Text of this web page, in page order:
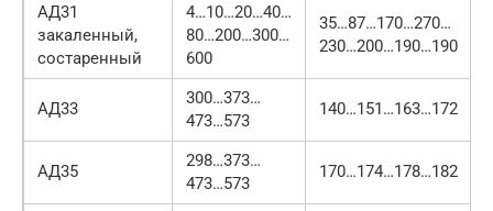
АД31
закаленный,
состаренный
4…10…20…40…
80…200…300…
600
35…87…170…270…
230…200…190…190
АД33
300…373…
473…573
140…151…163…172
АД35
298…373…
473…573
170…174…178…182